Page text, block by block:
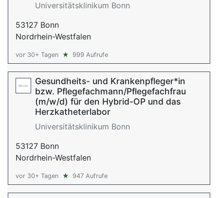
Universitätsklinikum Bonn
53127 Bonn
Nordrhein-Westfalen
vor 30+ Tagen ★ 999 Aufrufe
Gesundheits- und Krankenpfleger*in
bzw. Pflegefachmann/Pflegefachfrau
(m/w/d) für den Hybrid-OP und das
Herzkatheterlabor
Universitätsklinikum Bonn
53127 Bonn
Nordrhein-Westfalen
vor 30+ Tagen ★ 947 Aufrufe